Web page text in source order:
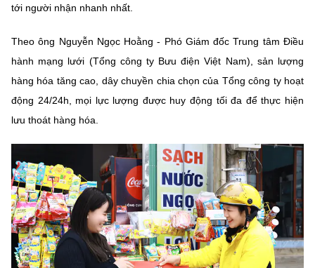
BỘ KHOA HỌC VÀ CÔNG NGHỆ
Điều khoản sử dụng Theo dõi MST: Góp ý
Cơ quan chủ quản: Bộ Khoa học và Công nghệ (MST)
Chịu trách nhiệm nội dung: Nguyễn Thị Hải Hằng
Giám đốc Trung tâm Truyền thông Khoa học và Công nghệ.
Địa chỉ: Ban Biên tập Cổng TTĐT - 18 Nguyễn Du, TP. Hà Nội
Điện thoại: 024 3936 9506
Email:stc@mst.gov.vn
©2026 Bản quyền thuộc Bộ Khoa Học và Công Nghệ
(Ghi rõ nguồn "https://mst.gov.vn" khi phát hành lại thông tin từ
website này)
tới người nhận nhanh nhất.
Theo ông Nguyễn Ngọc Hoằng - Phó Giám đốc Trung tâm Điều
hành mạng lưới (Tổng công ty Bưu điện Việt Nam), sản lượng
hàng hóa tăng cao, dây chuyền chia chọn của Tổng công ty hoạt
động 24/24h, mọi lực lượng được huy động tối đa để thực hiện
lưu thoát hàng hóa.